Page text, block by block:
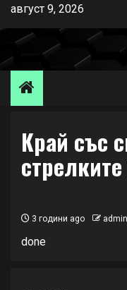
Skip
content
август 9, 2026
Край със
3 години ago admin
done